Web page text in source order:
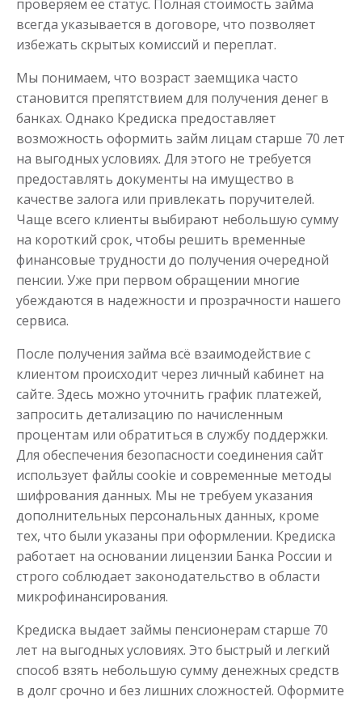
проверяем ее статус. Полная стоимость займа
всегда указывается в договоре, что позволяет
избежать скрытых комиссий и переплат.
Мы понимаем, что возраст заемщика часто
становится препятствием для получения денег в
банках. Однако Кредиска предоставляет
возможность оформить займ лицам старше 70 лет
на выгодных условиях. Для этого не требуется
предоставлять документы на имущество в
качестве залога или привлекать поручителей.
Чаще всего клиенты выбирают небольшую сумму
на короткий срок, чтобы решить временные
финансовые трудности до получения очередной
пенсии. Уже при первом обращении многие
убеждаются в надежности и прозрачности нашего
сервиса.
После получения займа всё взаимодействие с
клиентом происходит через личный кабинет на
сайте. Здесь можно уточнить график платежей,
запросить детализацию по начисленным
процентам или обратиться в службу поддержки.
Для обеспечения безопасности соединения сайт
использует файлы cookie и современные методы
шифрования данных. Мы не требуем указания
дополнительных персональных данных, кроме
тех, что были указаны при оформлении. Кредиска
работает на основании лицензии Банка России и
строго соблюдает законодательство в области
микрофинансирования.
Кредиска выдает займы пенсионерам старше 70
лет на выгодных условиях. Это быстрый и легкий
способ взять небольшую сумму денежных средств
в долг срочно и без лишних сложностей. Оформите